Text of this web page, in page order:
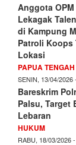
Anggota
Lekagak
di Kampung
Patroli Koops
Lokasi
PAPUA TENGAH
SENIN, 13/04/2026
Bareskrim
Palsu, Target
Lebaran
HUKUM
RABU, 18/03/2026